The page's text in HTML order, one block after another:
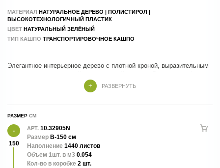
МАТЕРИАЛ НАТУРАЛЬНОЕ ДЕРЕВО | ПОЛИСТИРОЛ |
ВЫСОКОТЕХНОЛОГИЧНЫЙ ПЛАСТИК
ЦВЕТ НАТУРАЛЬНЫЙ ЗЕЛЁНЫЙ
ТИП КАШПО ТРАНСПОРТИРОВОЧНОЕ КАШПО
Элегантное интерьерное дерево с плотной кроной, выразительным
стволом и реалистичной детализацией листвы. Лаконичная форма
и натуральная фактура создают ощущение живого растения,
гармонично дополняя современные и классические пространства.
внешний вид круглый год без полива и специального ухода.
РАЗВЕРНУТЬ
РАЗМЕР
150
АРТ. 10.32905N
Размер В-150 см
Наполнение 1440 листов
Объем 1шт. в м3 0.054
Кол-во в коробке 2 шт.